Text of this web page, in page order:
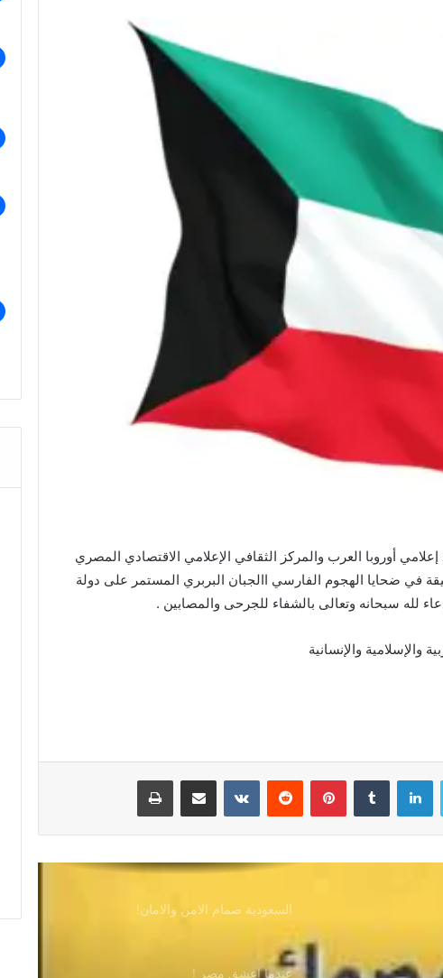
أوروبا العرب والمركز الثقافي الإعلامي الاقتصادي المصري
في ضحايا الهجوم الفارسي االجبان البربري المستمر على دولة
لله سبحانه وتعالى بالشفاء للجرحى والمصابين .
والإنسانية
لينكدإن بينتيريست مشاركة عبر البريد طباعة لله در السعودية !
السعودية صمام الامن والامان!
عندما اعشق مصر !